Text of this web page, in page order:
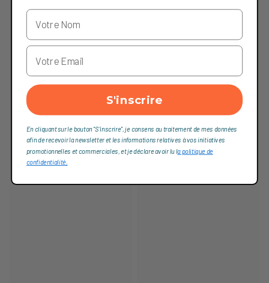
S'inscrire
En cliquant sur le bouton "S'inscrire", je consens au traitement de mes données
afin de recevoir la newsletter et les informations relatives à vos initiatives
promotionnelles et commerciales, et je déclare avoir lu la politique de
confidentialité,